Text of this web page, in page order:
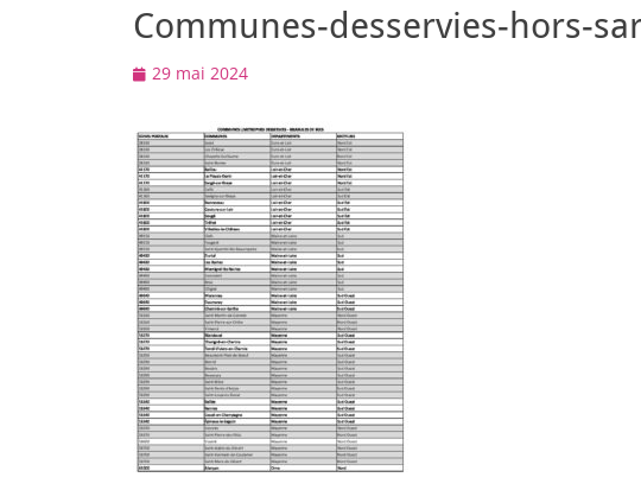
Communes-desservies-hors-
Posted
29 mai 2024